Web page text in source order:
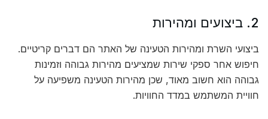
2. ביצועים ומהירות
ביצועי השרת ומהירות הטעינה של האתר הם דברים קריטיים.
חיפוש אחר ספקי שירות שמציעים מהירות גבוהה וזמינות
גבוהה הוא חשוב מאוד, שכן מהירות הטעינה משפיעה על
חוויית המשתמש במדד החוויות.